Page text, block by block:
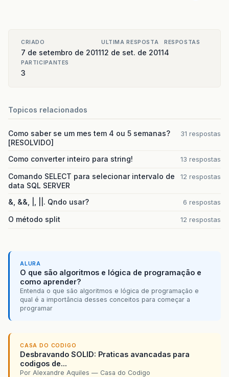
CRIADO
7 de setembro de 2011
ULTIMA RESPOSTA
12 de set. de 2011
RESPOSTAS
4
PARTICIPANTES
3
Topicos relacionados
Como saber se um mes tem 4 ou 5 semanas?
[RESOLVIDO]
31 respostas
Como converter inteiro para string! 13 respostas
Comando SELECT para selecionar intervalo de
data SQL SERVER
12 respostas
&, &&, |, ||. Qndo usar? 6 respostas
O método split 12 respostas
ALURA
O que são algoritmos e lógica de programação e
como aprender?
Entenda o que são algoritmos e lógica de programação e
qual é a importância desses conceitos para começar a
programar
CASA DO CODIGO
Desbravando SOLID: Praticas avancadas para
codigos de...
Por Alexandre Aquiles — Casa do Codigo